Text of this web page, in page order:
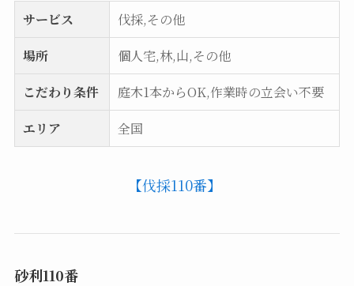
サービス
伐採,その他
場所
個人宅,林,山,その他
こだわり条件
庭木1本からOK,作業時の立会い不要
エリア
全国
【伐採110番】
砂利110番